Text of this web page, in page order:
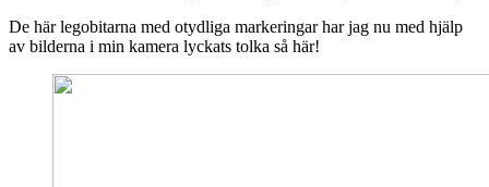
De här legobitarna med otydliga markeringar har jag nu med hjälp
av bilderna i min kamera lyckats tolka så här!